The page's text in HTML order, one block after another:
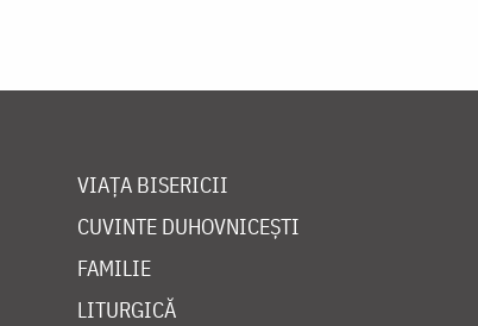
VIAȚA BISERICII
CUVINTE DUHOVNICEȘTI
FAMILIE
LITURGICĂ